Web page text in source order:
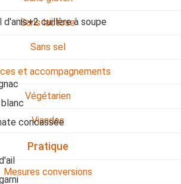
Sans lactose
Sans sel
et accompagnements
Végétarien
Viandes
Pratique
Mesures conversions
cuillère à soupe
concassée